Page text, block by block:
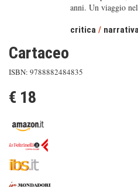
anni. Un viaggio
critica /
Cartaceo
ISBN: 9788882484835
€ 18